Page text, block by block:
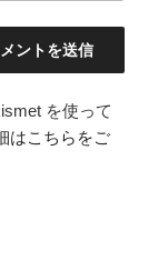
を使って
はこちらをご